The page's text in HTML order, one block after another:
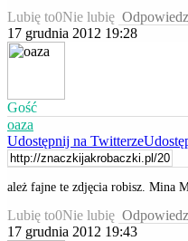
Lubię to0Nie lubię Odpowiedz
17 grudnia 2012 19:28
Gość
oaza
Udostępnij na Twitterze
ależ fajne te zdjęcia robisz. Mina
Lubię to0Nie lubię Odpowiedz
17 grudnia 2012 19:43